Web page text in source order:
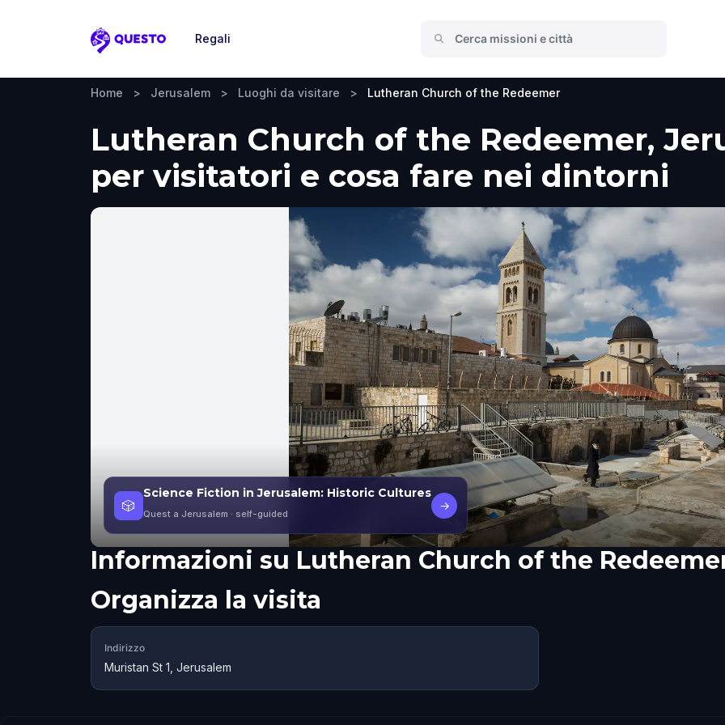
Questo
Regali
Home > Jerusalem > Luoghi da visitare > Lutheran Church of the Redeemer
Lutheran Church of the Redeemer,
per visitatori e cosa fare nei dintorni
🎲
Science Fiction in Jerusalem: Historic Cultures
Quest a Jerusalem · self-guided
→
Informazioni su Lutheran Church of the
Organizza la visita
Indirizzo
Muristan St 1, Jerusalem